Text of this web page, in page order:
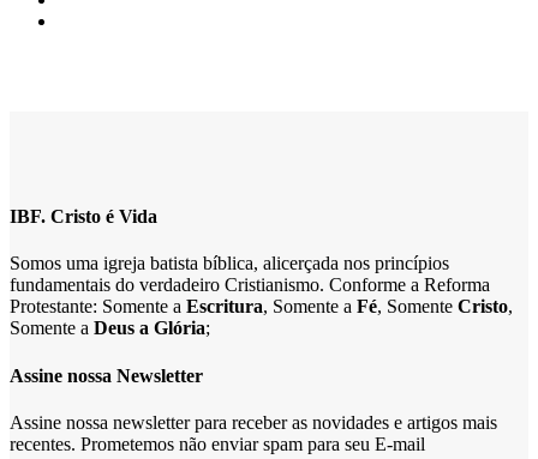
IBF. Cristo é Vida
Somos uma igreja batista bíblica, alicerçada nos princípios
fundamentais do verdadeiro Cristianismo. Conforme a Reforma
Protestante: Somente a Escritura, Somente a Fé, Somente Cristo,
Somente a Deus a Glória;
Assine nossa Newsletter
Assine nossa newsletter para receber as novidades e artigos mais
recentes. Prometemos não enviar spam para seu E-mail